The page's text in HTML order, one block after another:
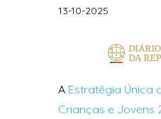
13-10-2025
A Estratégia Única
Crianças e Jovens